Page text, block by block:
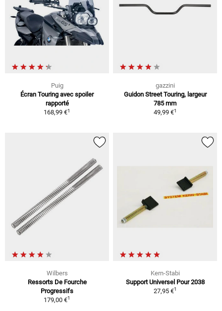
Puig
Écran Touring avec spoiler
rapporté
168,99 €1
gazzini
Guidon Street Touring, largeur
785 mm
49,99 €1
Wilbers
Ressorts De Fourche
Progressifs
179,00 €1
Kern-Stabi
Support Universel Pour 2038
27,95 €1